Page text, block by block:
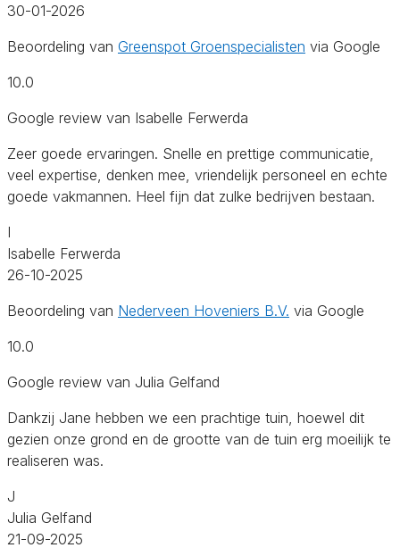
30-01-2026
Beoordeling van Greenspot Groenspecialisten via Google
10.0
Google review van Isabelle Ferwerda
Zeer goede ervaringen. Snelle en prettige communicatie,
veel expertise, denken mee, vriendelijk personeel en echte
goede vakmannen. Heel fijn dat zulke bedrijven bestaan.
I
Isabelle Ferwerda
26-10-2025
Beoordeling van Nederveen Hoveniers B.V. via Google
10.0
Google review van Julia Gelfand
Dankzij Jane hebben we een prachtige tuin, hoewel dit
gezien onze grond en de grootte van de tuin erg moeilijk te
realiseren was.
J
Julia Gelfand
21-09-2025